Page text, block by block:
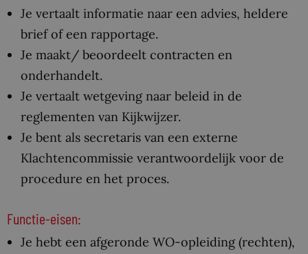
Je vertaalt informatie naar een advies, heldere
brief of een rapportage.
Je maakt/ beoordeelt contracten en
onderhandelt.
Je vertaalt wetgeving naar beleid in de
reglementen van Kijkwijzer.
Je bent als secretaris van een externe
Klachtencommissie verantwoordelijk voor de
procedure en het proces.
Functie-eisen:
Je hebt een afgeronde WO-opleiding (rechten),